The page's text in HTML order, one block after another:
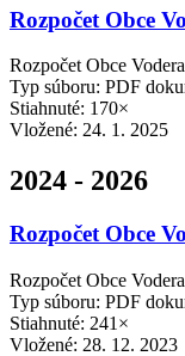
Rozpočet Obce
Rozpočet Obce
Typ súboru: PDF
Stiahnuté: 170×
Vložené: 24. 1. 2025
2024 - 2026
Rozpočet Obce
Rozpočet Obce
Typ súboru: PDF
Stiahnuté: 241×
Vložené: 28. 12. 2023